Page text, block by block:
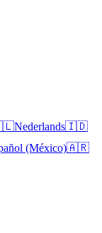
Nederlands🇮🇩
(México)🇦🇷